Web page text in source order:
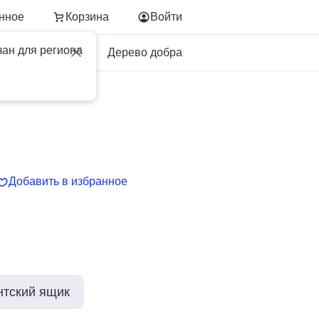
Корзина
для региона
Войти
Для бизнеса Дерево добра
Добавить в избранное
ящик